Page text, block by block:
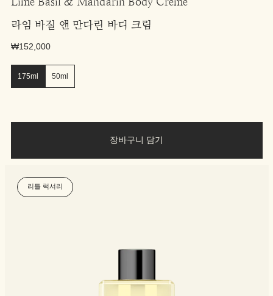
라임 바질 앤 만다린 바디 크림
₩152,000
175ml 50ml
장바구니 담기
리틀 럭셔리